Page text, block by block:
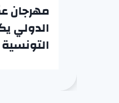
مهرجان
الدولي